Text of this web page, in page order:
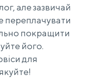
але зазвичай
переплачувати
покращити
його.
для